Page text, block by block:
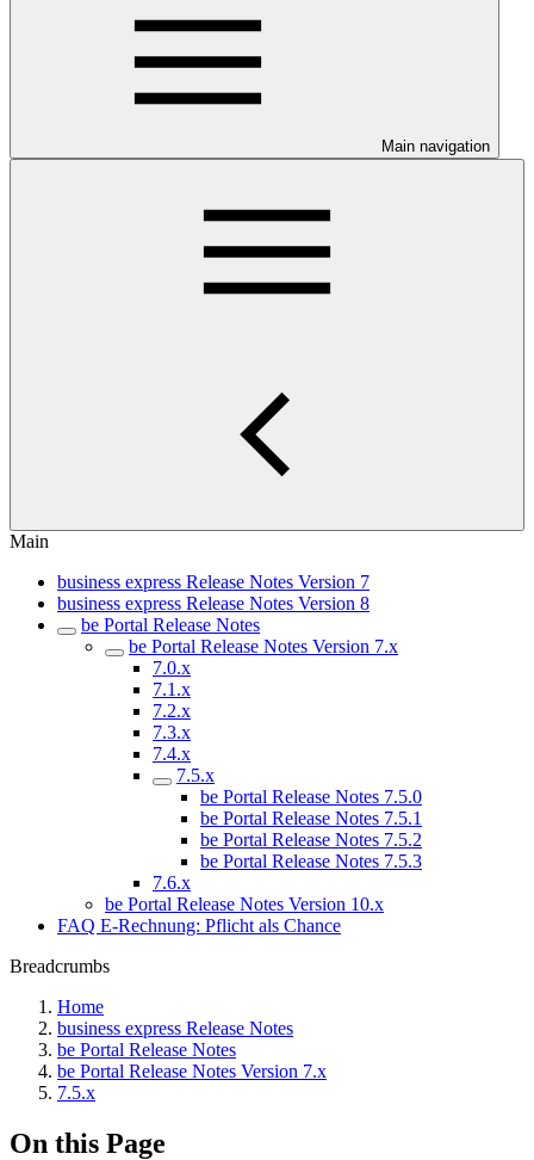
Main navigation
Main
business express Release Notes Version 7
business express Release Notes Version 8
be Portal Release Notes
be Portal Release Notes Version 7.x
7.0.x
7.1.x
7.2.x
7.3.x
7.4.x
7.5.x
be Portal Release Notes 7.5.0
be Portal Release Notes 7.5.1
be Portal Release Notes 7.5.2
be Portal Release Notes 7.5.3
7.6.x
be Portal Release Notes Version 10.x
FAQ E-Rechnung: Pflicht als Chance
Breadcrumbs
Home
business express Release Notes
be Portal Release Notes
be Portal Release Notes Version 7.x
7.5.x
On this Page